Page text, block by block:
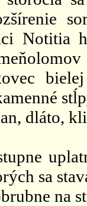
Notitia
dláto,
sa
na